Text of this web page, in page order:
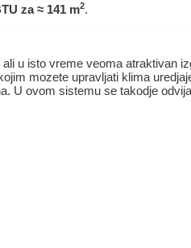
za ≈ 141 m2.
u isto vreme veoma atraktivan
mozete upravljati klima
U ovom sistemu se takodje